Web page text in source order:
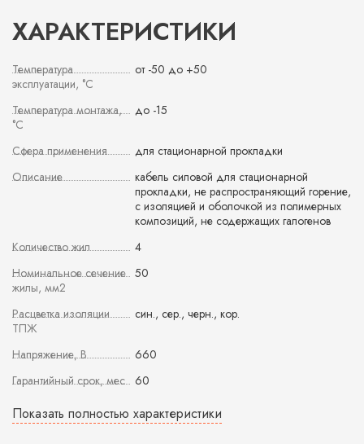
ХАРАКТЕРИСТИКИ
Температура
эксплуатации, °С
от -50 до +50
Температура монтажа,
°С
до -15
Сфера применения
для стационарной прокладки
Описание
кабель силовой для стационарной
прокладки, не распространяющий горение,
с изоляцией и оболочкой из полимерных
композиций, не содержащих галогенов
Количество жил
4
Номинальное сечение
жилы, мм2
50
Расцветка изоляции
ТПЖ
син., сер., черн., кор.
Напряжение, В
660
Гарантийный срок, мес
60
Показать полностью характеристики